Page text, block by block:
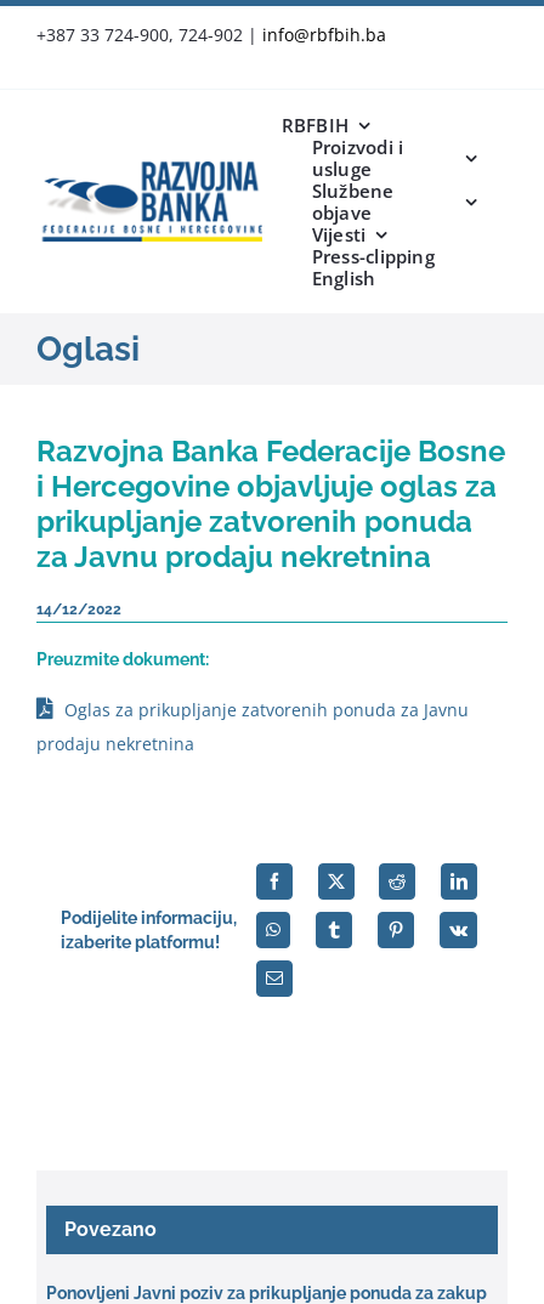
+387 33 724-900, 724-902 | info@rbfbih.ba
RBFBIH
Proizvodi i
usluge
Službene
objave
Vijesti
Press-clipping
English
Oglasi
Razvojna Banka Federacije Bosne
i Hercegovine objavljuje oglas za
prikupljanje zatvorenih ponuda
za Javnu prodaju nekretnina
14/12/2022
Preuzmite dokument:
Oglas za prikupljanje zatvorenih ponuda za Javnu
prodaju nekretnina
Podijelite informaciju,
izaberite platformu!
Povezano
Ponovljeni Javni poziv za prikupljanje ponuda za zakup